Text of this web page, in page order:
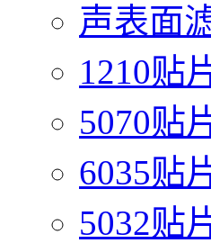
声表面
1210贴
5070贴
6035贴
5032贴